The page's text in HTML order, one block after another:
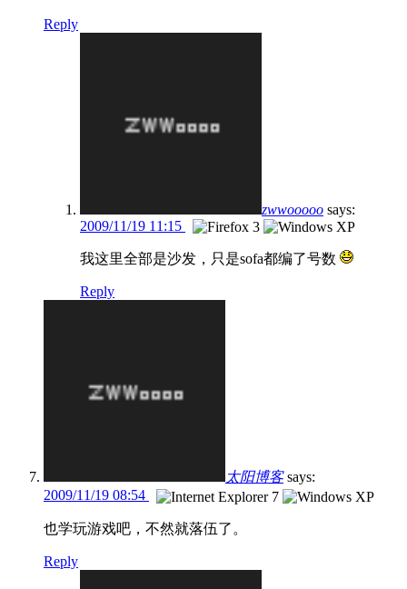
Reply
zwwooooo says:
2009/11/19 11:15
我这里全部是沙发，只是sofa都编了号数
Reply
太阳博客 says:
2009/11/19 08:54
也学玩游戏吧，不然就落伍了。
Reply